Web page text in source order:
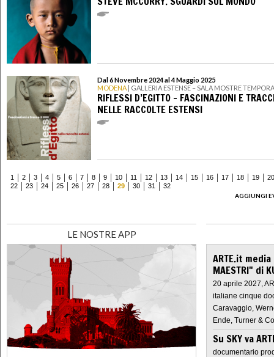
Dal 6 Novembre 2024 al 4 Maggio 2025
MODENA | GALLERIA ESTENSE – SALA MOSTRE
RIFLESSI D’EGITTO – FASCINAZIONI E
NELLE RACCOLTE ESTENSI
1 2 3 4 5 6 7 8 9 10 11 12 13 14 15 16 17 18 19
20
22
23 24 25 26 27 28 29 30 31
32
AGGIUNGI
LE NOSTRE APP
ARTE.it
MAESTRI" di
20 aprile 2027,
italiane cinque
Caravaggio,
Ende, Turner &
Su SKY va
documentario